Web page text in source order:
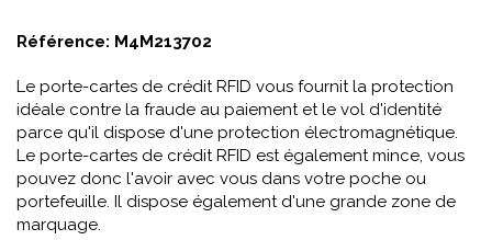
Référence: M4M213702
Le porte-cartes de crédit RFID vous fournit la protection
idéale contre la fraude au paiement et le vol d'identité
parce qu'il dispose d'une protection électromagnétique.
Le porte-cartes de crédit RFID est également mince, vous
pouvez donc l'avoir avec vous dans votre poche ou
portefeuille. Il dispose également d'une grande zone de
marquage.